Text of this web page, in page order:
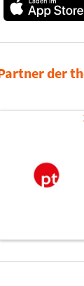
der